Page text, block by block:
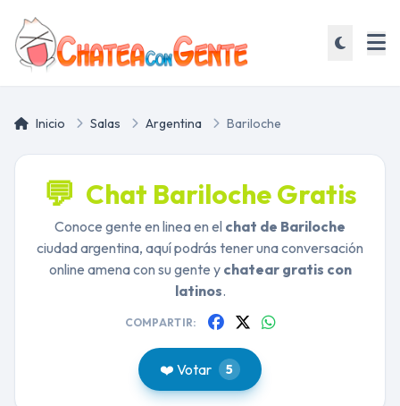
Inicio Salas Argentina Bariloche
💬 Chat Bariloche Gratis
Conoce gente en linea en el chat de Bariloche
ciudad argentina, aquí podrás tener una conversación
online amena con su gente y chatear gratis con
latinos.
COMPARTIR:
❤️ Votar 5